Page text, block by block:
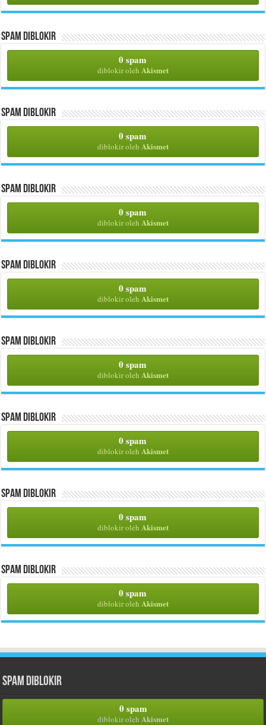
Spam Diblokir
0 spam
diblokir oleh Akismet
Spam Diblokir
0 spam
diblokir oleh Akismet
Spam Diblokir
0 spam
diblokir oleh Akismet
Spam Diblokir
0 spam
diblokir oleh Akismet
Spam Diblokir
0 spam
diblokir oleh Akismet
Spam Diblokir
0 spam
diblokir oleh Akismet
Spam Diblokir
0 spam
diblokir oleh Akismet
Spam Diblokir
0 spam
diblokir oleh Akismet
Spam Diblokir
0 spam
diblokir oleh Akismet